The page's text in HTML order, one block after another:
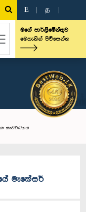
E த
මගේ පාර්ලිමේන්තුව
මෙතැනින් පිවිසෙන්න
සංවර්ධනය
මැකේසර්